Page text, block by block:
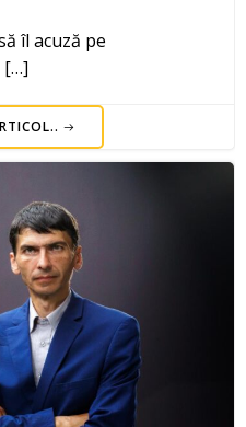
îl acuză pe
[…]